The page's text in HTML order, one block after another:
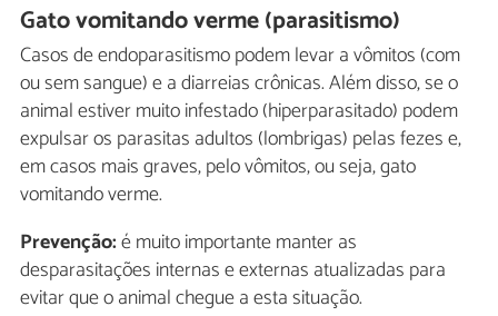
Gato vomitando verme (parasitismo)
Casos de endoparasitismo podem levar a vômitos (com
ou sem sangue) e a diarreias crônicas. Além disso, se o
animal estiver muito infestado (hiperparasitado) podem
expulsar os parasitas adultos (lombrigas) pelas fezes e,
em casos mais graves, pelo vômitos, ou seja, gato
vomitando verme.
Prevenção:é muito importante manter as
desparasitações internas e externas atualizadas para
evitar que o animal chegue a esta situação.